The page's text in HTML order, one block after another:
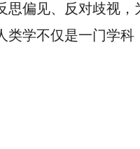
思偏见、反对歧视
类学不仅是一门学